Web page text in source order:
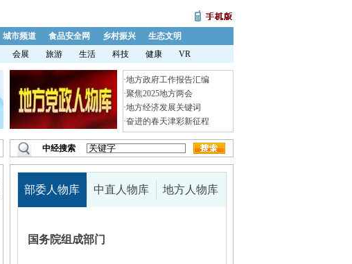
城市频道 食品安全网 乡村振兴
生态文明
会展 旅游 生活 科技 健康 VR
·地方政府工作报告汇编
·聚焦2025地方两会
·地方经济发展关键词
·奋进的春天津彩新征程
中经搜索
部委人物库 中直人物库 地方人物库
国务院组成部门